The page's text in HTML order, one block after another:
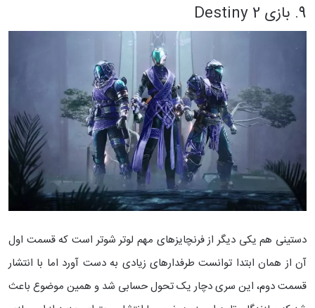
9. بازی Destiny 2
دستینی هم یکی دیگر از فرنچایزهای مهم لوتر شوتر است که قسمت اول
آن از همان ابتدا توانست طرفدارهای زیادی به دست آورد اما با انتشار
قسمت دوم، این سری دچار یک تحول حسابی شد و همین موضوع باعث